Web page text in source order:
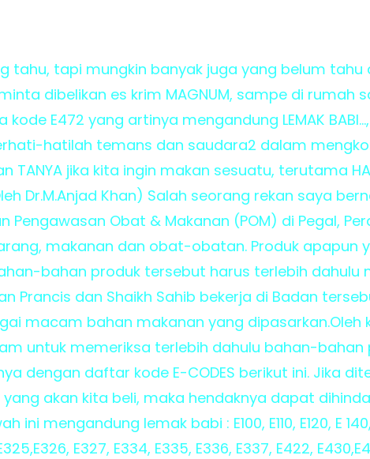
tahu, tapi mungkin banyak juga yang belum tahu
dibelikan es krim MAGNUM, sampe di rumah
E472 yang artinya mengandung LEMAK
berhati-hatilah temans dan saudara2 dalam
TANYA jika kita ingin makan sesuatu, terutama
Dr.M.Anjad Khan) Salah seorang rekan saya
Pengawasan Obat & Makanan (POM) di Pegal,
makanan dan obat-obatan. Produk apapun
bahan produk tersebut harus terlebih dahulu
Prancis dan Shaikh Sahib bekerja di Badan
macam bahan makanan yang dipasarkan.Oleh
untuk memeriksa terlebih dahulu bahan-bahan
dengan daftar kode E-CODES berikut ini. Jika
akan kita beli, maka hendaknya dapat
mengandung lemak babi : E100, E110, E120, E 140,
E327, E334, E335, E336, E337, E422,